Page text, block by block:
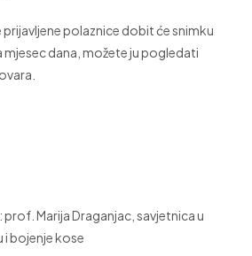
prijavljene polaznice dobit će snimku
dana, možete ju pogledati
Marija Draganjac, savjetnica u
i bojenje kose